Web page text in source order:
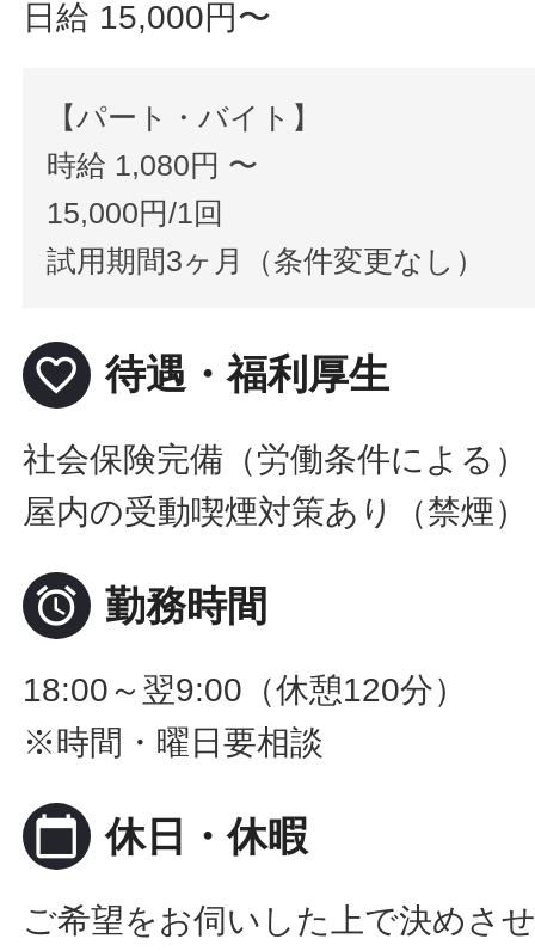
日給 15,000円〜
【パート・バイト】
時給 1,080円 〜
15,000円/1回
試用期間3ヶ月（条件変更なし）
favorite_border 待遇・福利厚生
社会保険完備（労働条件による）
屋内の受動喫煙対策あり（禁煙）
 勤務時間
18:00～翌9:00（休憩120分）
※時間・曜日要相談
calendar_today 休日・休暇
ご希望をお伺いした上で決めさ